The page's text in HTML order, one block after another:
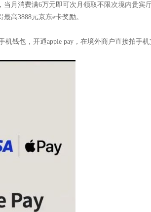
月消费满6万元即可次月领取不限次境内贵宾
高3888元京东e卡奖励。
钱包，开通apple pay，在境外商户直接拍手